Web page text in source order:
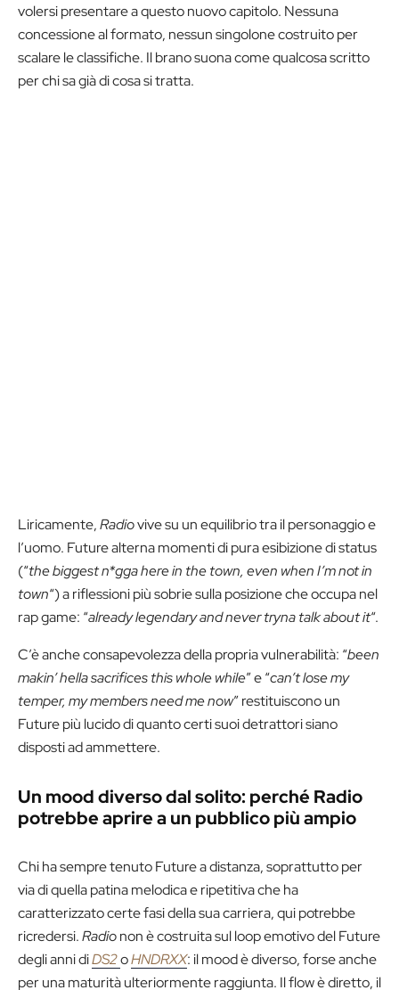
volersi presentare a questo nuovo capitolo. Nessuna
concessione al formato, nessun singolone costruito per
scalare le classifiche. Il brano suona come qualcosa scritto
per chi sa già di cosa si tratta.
Liricamente,Radiovive su un equilibrio tra il personaggio e
l’uomo. Future alterna momenti di pura esibizione di status
(“the biggest n*gga here in the town, even when I’m not in
town“) a riflessioni più sobrie sulla posizione che occupa nel
rap game: “already legendary and never tryna talk about it“.
C’è anche consapevolezza della propria vulnerabilità: “been
makin’ hella sacrifices this whole while” e “can’t lose my
temper, my members need me now” restituiscono un
Future più lucido di quanto certi suoi detrattori siano
disposti ad ammettere.
Un mood diverso dal solito: perché Radio
potrebbe aprire a un pubblico più ampio
Chi ha sempre tenuto Future a distanza, soprattutto per
via di quella patina melodica e ripetitiva che ha
caratterizzato certe fasi della sua carriera, qui potrebbe
ricredersi.Radionon è costruita sul loop emotivo del Future
degli anni diDS2oHNDRXX: il mood è diverso, forse anche
per una maturità ulteriormente raggiunta. Il flow è diretto, il